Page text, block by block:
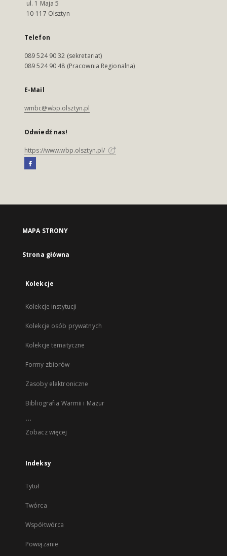
ul. 1 Maja 5
10-117 Olsztyn
Telefon
089 524 90 32 (sekretariat)
089 524 90 48 (Pracownia Regionalna)
E-Mail
wmbc@wbp.olsztyn.pl
Odwiedź nas!
https://www.wbp.olsztyn.pl/
MAPA STRONY
Strona główna
Kolekcje
Kolekcje instytucji
Kolekcje osób prywatnych
Kolekcje tematyczne
Formy zbiorów
Zasoby elektroniczne
Bibliografia Warmii i Mazur
...
Zobacz więcej
Indeksy
Tytuł
Twórca
Współtwórca
Powiązanie